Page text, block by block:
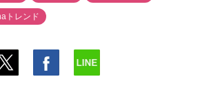
トレンド